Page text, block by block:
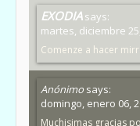
EXODIA says:
martes, diciembre
Comenze a hacer
Anónimo says:
domingo, enero 06,
Muchisimas gracias